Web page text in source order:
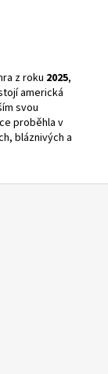
z roku 2025,
americká
svou
proběhla v
bláznivých a